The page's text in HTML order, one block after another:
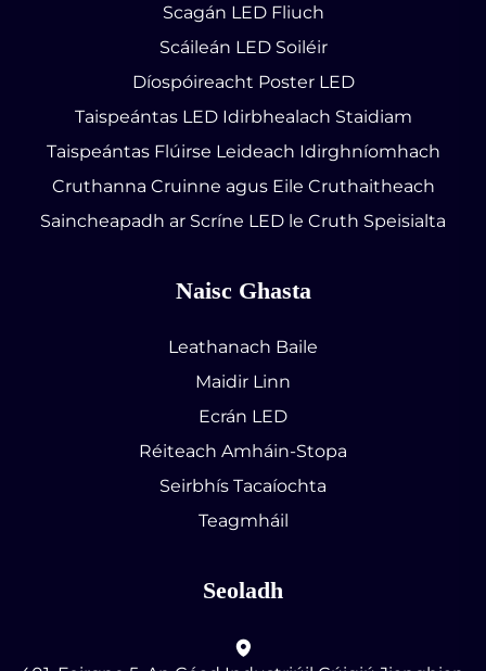
Scagán LED Fliuch
Scáileán LED Soiléir
Díospóireacht Poster LED
Taispeántas LED Idirbhealach Staidiam
Taispeántas Flúirse Leideach Idirghníomhach
Cruthanna Cruinne agus Eile Cruthaitheach
Saincheapadh ar Scríne LED le Cruth Speisialta
Naisc Ghasta
Leathanach Baile
Maidir Linn
Ecrán LED
Réiteach Amháin-Stopa
Seirbhís Tacaíochta
Teagmháil
Seoladh